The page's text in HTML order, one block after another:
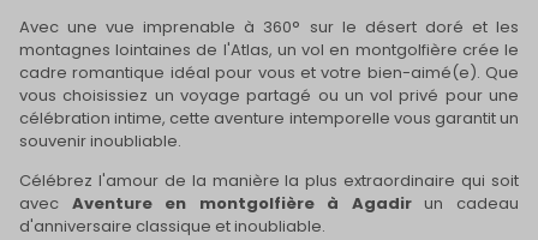
Avec une vue imprenable à 360° sur le désert doré et les
montagnes lointaines de l'Atlas, un vol en montgolfière crée le
cadre romantique idéal pour vous et votre bien-aimé(e). Que
vous choisissiez un voyage partagé ou un vol privé pour une
célébration intime, cette aventure intemporelle vous garantit un
souvenir inoubliable.
Célébrez l'amour de la manière la plus extraordinaire qui soit
avec Aventure en montgolfière à Agadirun cadeau
d'anniversaire classique et inoubliable.